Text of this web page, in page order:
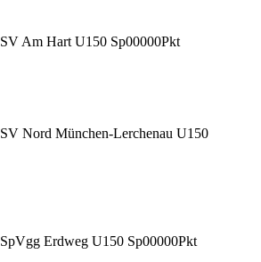
SV Am Hart U150 Sp00000Pkt
SV Nord München-Lerchenau U150
SpVgg Erdweg U150 Sp00000Pkt